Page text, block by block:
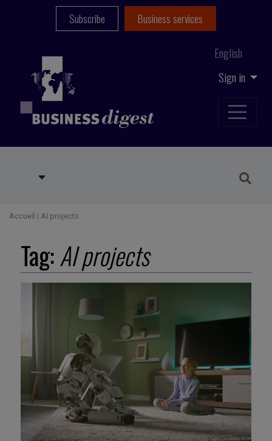
Sign in
English
Subscribe Business services
Accueil | AI projects
Tag:AI projects